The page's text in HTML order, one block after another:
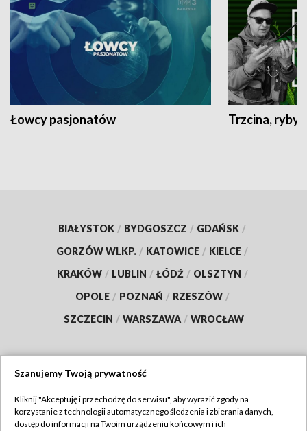
Łowcy pasjonatów Trzcina, ryby
BIAŁYSTOK / BYDGOSZCZ / GDAŃSK /
GORZÓW WLKP. / KATOWICE / KIELCE /
KRAKÓW / LUBLIN / ŁÓDŹ / OLSZTYN /
OPOLE / POZNAŃ / RZESZÓW /
SZCZECIN / WARSZAWA / WROCŁAW
TVP
Szanujemy Twoją prywatność
Kliknij "Akceptuję i przechodzę do serwisu", aby wyrazić zgody na
korzystanie z technologii automatycznego śledzenia i zbierania danych,
dostęp do informacji na Twoim urządzeniu końcowym i ich